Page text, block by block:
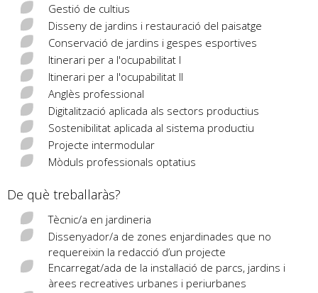
Gestió de cultius
Disseny de jardins i restauració del paisatge
Conservació de jardins i gespes esportives
Itinerari per a l'ocupabilitat I
Itinerari per a l'ocupabilitat II
Anglès professional
Digitalització aplicada als sectors productius
Sostenibilitat aplicada al sistema productiu
Projecte intermodular
Mòduls professionals optatius
De què treballaràs?
Tècnic/a en jardineria
Dissenyador/a de zones enjardinades que no
requereixin la redacció d’un projecte
Encarregat/ada de la instal·lació de parcs, jardins i
àrees recreatives urbanes i periurbanes